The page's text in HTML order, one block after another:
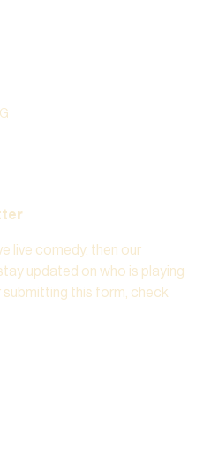
live comedy, then our
updated on who is playing
this form, check